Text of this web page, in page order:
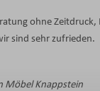
ohne
sind sehr zufrieden.
Möbel Knappstein